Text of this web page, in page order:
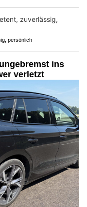
persönlich
ins
verletzt